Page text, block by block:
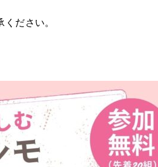
ださい。